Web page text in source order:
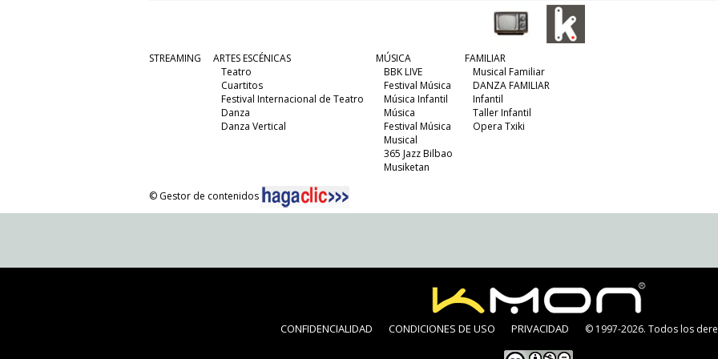
STREAMING
ARTES ESCÉNICAS
Teatro
Cuartitos
Festival Internacional de Teatro
Danza
Danza Vertical
MÚSICA
BBK LIVE
Festival Música
Música Infantil
Música
Festival Música
Musical
365 Jazz Bilbao
Musiketan
FAMILIAR
Musical Familiar
DANZA FAMILIAR
Infantil
Taller Infantil
Opera Txiki
© Gestor de contenidos
CONFIDENCIALIDAD CONDICIONES DE USO PRIVACIDAD © 1997-2026. Todos los